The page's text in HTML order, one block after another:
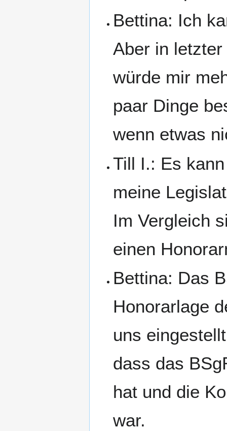
Bettina: Ich
Aber in
würde mir
paar Dinge
wenn etwas
Till I.: Es
meine
Im Vergleich
einen
Bettina: Das
Honorarlage
uns
dass das
hat und die
war.